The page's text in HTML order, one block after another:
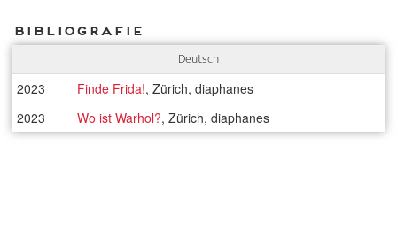
Bibliografie
Deutsch
2023 Finde Frida!, Zürich, diaphanes
2023
Wo ist Warhol?, Zürich, diaphanes